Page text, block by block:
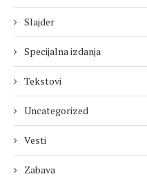
Slajder
Specijalna izdanja
Tekstovi
Uncategorized
Vesti
Zabava